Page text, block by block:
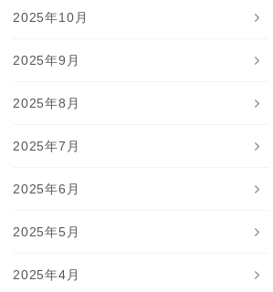
2025年10月
2025年9月
2025年8月
2025年7月
2025年6月
2025年5月
2025年4月